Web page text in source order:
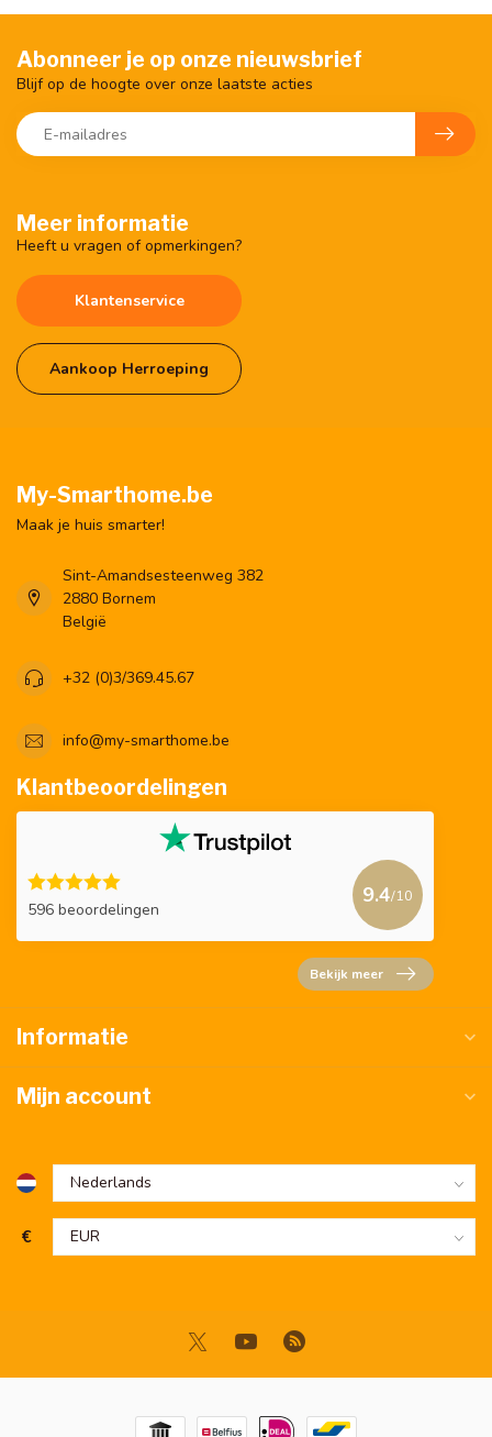
Meer informatie
Heeft u vragen of opmerkingen?
Klantenservice
Aankoop Herroeping
Abonneer je op onze nieuwsbrief
Blijf op de hoogte over onze laatste acties
My-Smarthome.be
Maak je huis smarter!
Sint-Amandsesteenweg 382
2880 Bornem
België
+32 (0)3/369.45.67
info@my-smarthome.be
Klantbeoordelingen
596 beoordelingen
9.4/10
Bekijk meer
Informatie
Mijn account
€